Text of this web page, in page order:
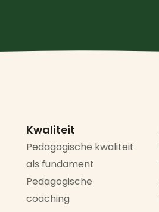
Kwaliteit
Pedagogische kwaliteit
als fundament
Pedagogische
coaching